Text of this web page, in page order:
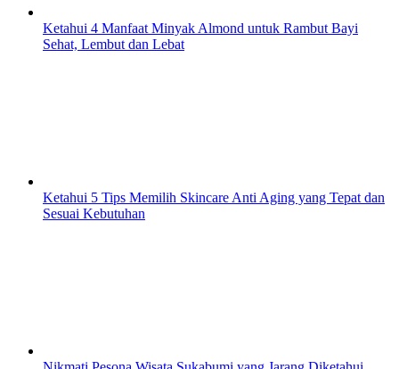
Ketahui 4 Manfaat Minyak Almond untuk Rambut Bayi
Sehat, Lembut dan Lebat
Ketahui 5 Tips Memilih Skincare Anti Aging yang Tepat dan
Sesuai Kebutuhan